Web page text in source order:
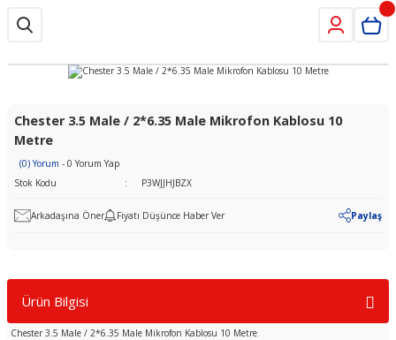
Chester 3.5 Male / 2*6.35 Male Mikrofon Kablosu 10
Metre
(0) Yorum - 0 Yorum Yap
Stok Kodu
P3WJJHJBZX
Arkadaşına Öner Fiyatı Düşünce Haber Ver Paylaş
Ürün Bilgisi
Chester 3.5 Male / 2*6.35 Male Mikrofon Kablosu 10 Metre